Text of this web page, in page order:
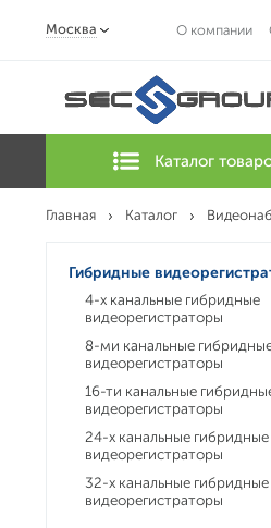
Москва О компании
Каталог
Главная Каталог
Гибридные
4-х канальные гибридные
видеорегистраторы
8-ми канальные
видеорегистраторы
16-ти канальные
видеорегистраторы
24-х канальные гибридные
видеорегистраторы
32-х канальные гибридные
видеорегистраторы